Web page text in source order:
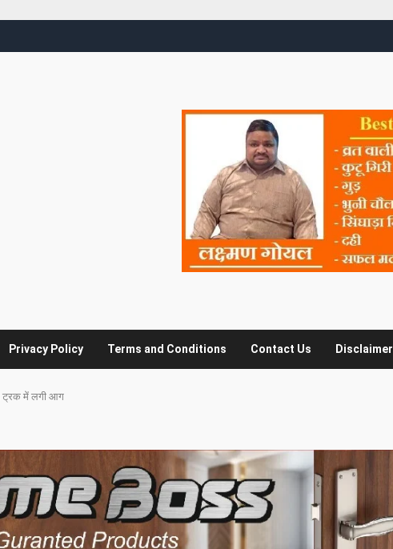
Privacy Policy Terms and Conditions Contact Us Disclaimer
ट्रक में लगी आग